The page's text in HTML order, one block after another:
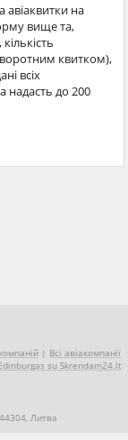
авіаквитки на
вище та,
квитком),
всіх
надасть до 200
| Всі авіакомпанії
su Skrendam24.lt
Литва